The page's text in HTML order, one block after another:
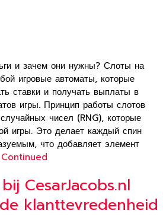
и зачем они нужны? Слоты на
игровые автоматы, которые
ставки и получать выплаты в
игры. Принцип работы слотов
чисел (RNG), которые
игры. Это делает каждый спин
что добавляет элемент
Continued
CesarJacobs.nl
klanttevredenheid